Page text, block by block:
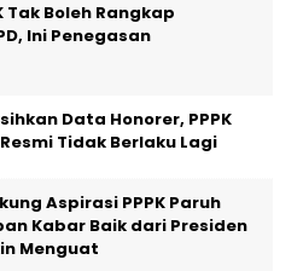
Tak Boleh Rangkap
Ini Penegasan
Data Honorer, PPPK
Tidak Berlaku Lagi
Aspirasi PPPK Paruh
Kabar Baik dari Presiden
Menguat